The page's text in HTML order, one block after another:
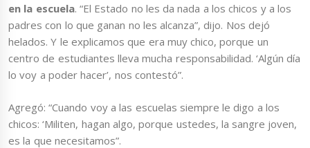
en la escuela. “El Estado no les da nada a los chicos y a los
padres con lo que ganan no les alcanza”, dijo. Nos dejó
helados. Y le explicamos que era muy chico, porque un
centro de estudiantes lleva mucha responsabilidad. ‘Algún día
lo voy a poder hacer’, nos contestó”.
Agregó: “Cuando voy a las escuelas siempre le digo a los
chicos: ‘Militen, hagan algo, porque ustedes, la sangre joven,
es la que necesitamos”.